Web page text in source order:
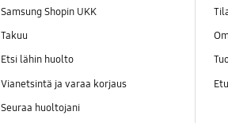
Samsung Shopin UKK
Takuu
Etsi lähin huolto
Vianetsintä ja varaa korjaus
Seuraa huoltojani